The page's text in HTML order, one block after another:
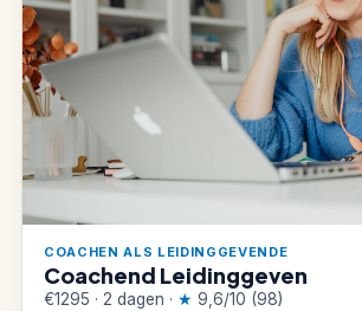
COACHEN ALS LEIDINGGEVENDE
Coachend Leidinggeven
€1295 · 2 dagen · ★ 9,6/10 (98)